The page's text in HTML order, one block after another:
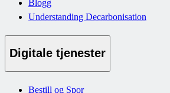
Blogg
Understanding Decarbonisation
Digitale tjenester
Bestill og Spor